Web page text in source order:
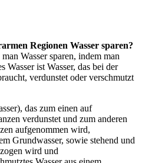
Regionen Wasser sparen?
Wasser sparen, indem man
Wasser ist Wasser, das bei der
verdunstet oder verschmutzt
das zum einen auf
verdunstet und zum anderen
aufgenommen wird,
Grundwasser, sowie stehend und
wird und